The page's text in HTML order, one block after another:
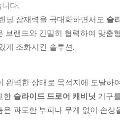
다.
딩 잠재력을 극대화하면서도 슬
랜드와 긴밀히 협력하여 맞춤
게 조화시킨 솔루션.
완벽한 상태로 목적지에 도달하
한 슬라이드 드로어 캐비닛 기구
은 과도한 부피나 무게 없이 손상